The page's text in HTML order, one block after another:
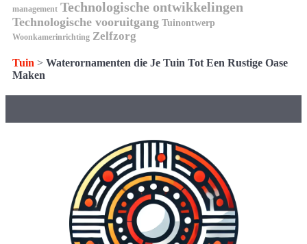
management Technologische ontwikkelingen
Technologische vooruitgang Tuinontwerp
Woonkamerinrichting Zelfzorg
Tuin > Waterornamenten die Je Tuin Tot Een Rustige Oase
Maken